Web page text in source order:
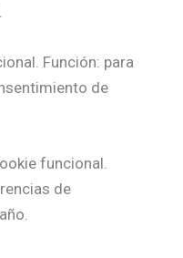
Función: para
de
funcional.
de